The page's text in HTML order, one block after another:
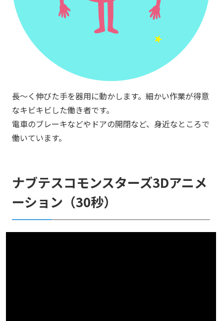
長～く伸びた手を器用に動かします。細かい作業が得意
なキビキビした働き者です。
電車のブレーキなどやドアの開閉など、身近なところで
働いています。
ナブテスコモンスターズ3Dアニメ
ーション（30秒）